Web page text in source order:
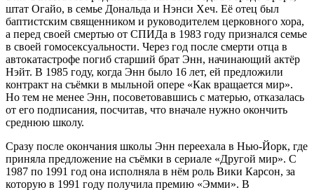
штат Огайо, в семье Дональда и Нэнси Хеч. Её отец был
баптистским священником и руководителем церковного хора,
а перед своей смертью от СПИДа в 1983 году признался семье
в своей гомосексуальности. Через год после смерти отца в
автокатастрофе погиб старший брат Энн, начинающий актёр
Нэйт. В 1985 году, когда Энн было 16 лет, ей предложили
контракт на съёмки в мыльной опере «Как вращается мир».
Но тем не менее Энн, посоветовавшись с матерью, отказалась
от его подписания, посчитав, что вначале нужно окончить
среднюю школу.
Сразу после окончания школы Энн переехала в Нью-Йорк, где
приняла предложение на съёмки в сериале «Другой мир». С
1987 по 1991 год она исполняла в нём роль Вики Карсон, за
которую в 1991 году получила премию «Эмми». В